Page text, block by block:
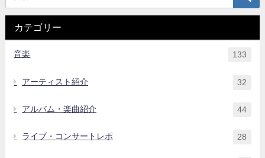
カテゴリー
音楽 133
アーティスト紹介 32
アルバム・楽曲紹介 44
ライブ・コンサートレポ 28